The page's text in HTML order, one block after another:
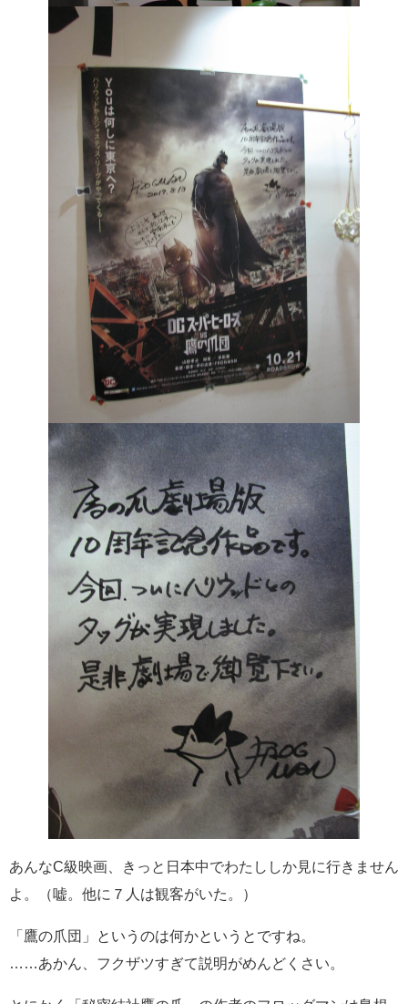
あんなC級映画、きっと日本中でわたししか見に行きません
よ。（嘘。他に７人は観客がいた。）
「鷹の爪団」というのは何かというとですね。
……あかん、フクザツすぎて説明がめんどくさい。